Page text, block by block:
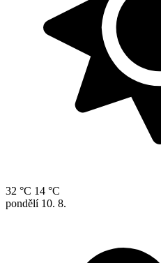
32 °C 14 °C
pondělí 10. 8.